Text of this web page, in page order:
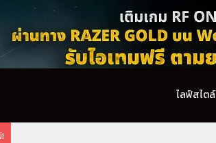
ไลฟ์สไตล์
!